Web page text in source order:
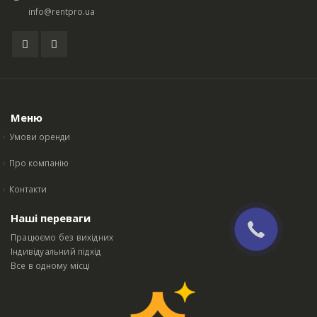
info@rentpro.ua
Меню
Умови оренди
Про компанію
Контакти
Наші переваги
Працюємо без вихідних
Індивідуальний підхід
Все в одному місці